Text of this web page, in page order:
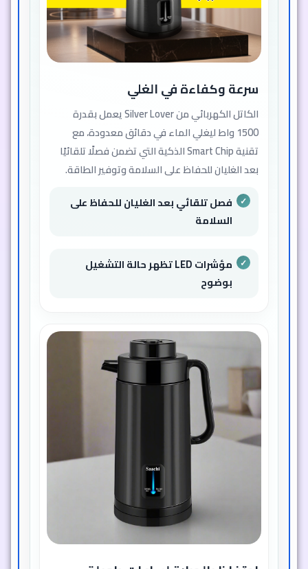
سرعة وكفاءة في الغلي
الكاتل الكهربائي من Silver Lover يعمل بقدرة
1500 واط ليغلي الماء في دقائق معدودة، مع
تقنية Smart Chip الذكية التي تضمن فصلًا تلقائيًا
بعد الغليان للحفاظ على السلامة وتوفير الطاقة.
فصل تلقائي بعد الغليان للحفاظ على
السلامة
مؤشرات LED تظهر حالة التشغيل
بوضوح